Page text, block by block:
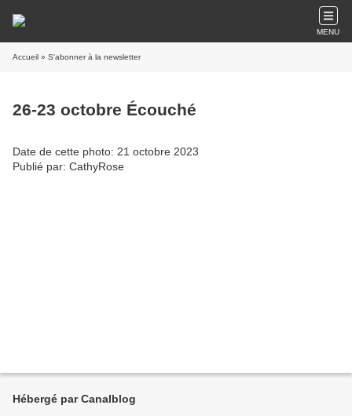
MENU
Accueil » S'abonner à la newsletter
26-23 octobre Écouché
Date de cette photo: 21 octobre 2023
Publié par: CathyRose
Hébergé par Canalblog